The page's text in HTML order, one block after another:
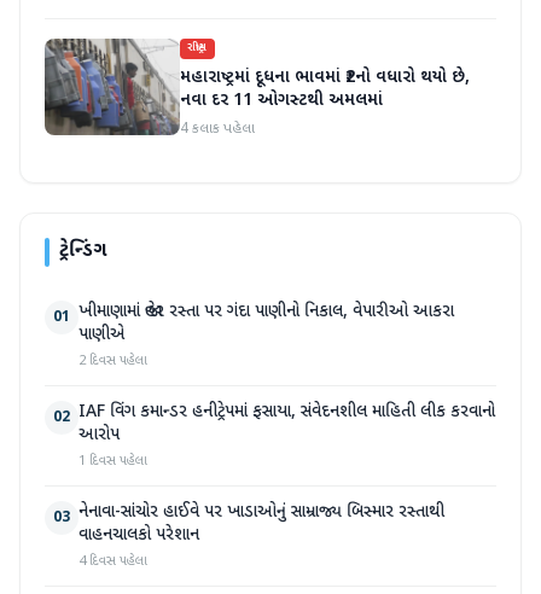
રાષ્ટ્રીય
મહારાષ્ટ્રમાં દૂધના ભાવમાં ₹2નો વધારો થયો છે,
નવા દર 11 ઓગસ્ટથી અમલમાં
4 કલાક પહેલા
ટ્રેન્ડિંગ
01 ખીમાણામાં જાહેર રસ્તા પર ગંદા પાણીનો નિકાલ, વેપારીઓ આકરા
પાણીએ
2 દિવસ પહેલા
02 IAF વિંગ કમાન્ડર હનીટ્રેપમાં ફસાયા, સંવેદનશીલ માહિતી લીક કરવાનો
આરોપ
1 દિવસ પહેલા
03 નેનાવા-સાંચોર હાઈવે પર ખાડાઓનું સામ્રાજ્ય બિસ્માર રસ્તાથી
વાહનચાલકો પરેશાન
4 દિવસ પહેલા